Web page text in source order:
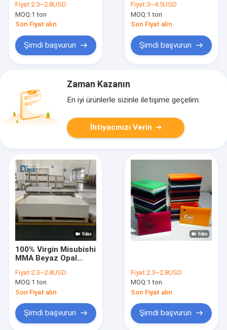
renkli banyo plastik
levha rekabetçi fiyat
12mm 5mm kesme
Fiyat:2.3~2.8USD
MOQ:1 ton
Son Fiyat alın
Şimdi başvurun
Akrilik Plastik Reklam
İşareti Dekorasyon
Tahta 10mm Işık
Fiyat:3~4.5USD
MOQ:1 ton
Son Fiyat alın
Şimdi başvurun
Zaman Kazanın
En iyi ürünlerle sizinle iletişime geçelim.
İhtiyacınızı Verin
100% Virgin Misubishi
MMA Beyaz Opal
El sanatı renkli banyo
plastik yaprak kesme
Fiyat:2.3~2.8USD
MOQ:1 ton
Son Fiyat alın
Şimdi başvurun
Fiyat:2.3~2.8USD
MOQ:1 ton
Son Fiyat alın
Şimdi başvurun